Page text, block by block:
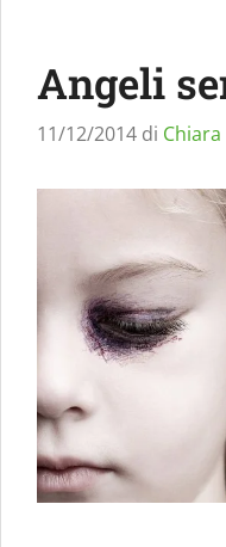
Angeli
11/12/2014 di